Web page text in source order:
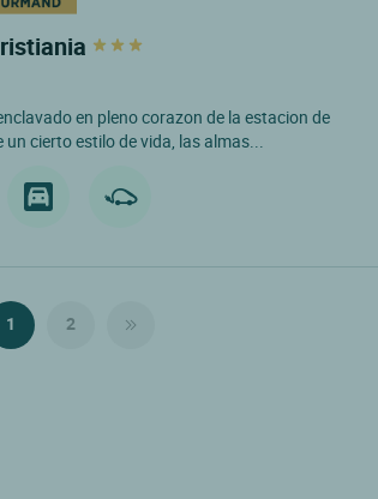
en pleno corazon de la estacion de
un cierto estilo de vida, las almas...
1 2